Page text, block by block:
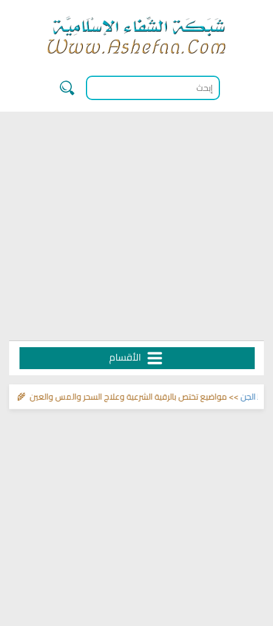
الأقسام
قناة>> مواضيع تختص بالرقية الشرعية وعلاج السحر والمس والعين 🌾